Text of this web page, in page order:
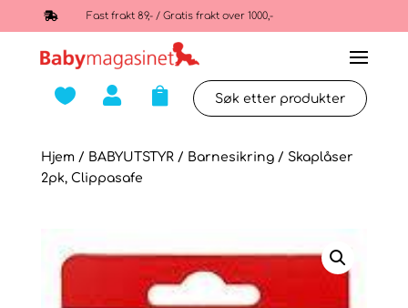
 Fast frakt 89,- / Gratis frakt over 1000,-
  
Hjem/ BABYUTSTYR/ Barnesikring/ Skaplåser
2pk, Clippasafe